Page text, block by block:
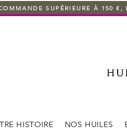
SUPÉRIEURE À 150
HISTOIRE NOS HUILES